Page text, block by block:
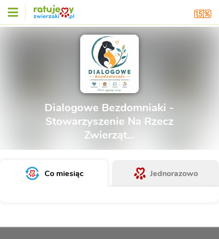
Dialogowe Bezdomniaki -
Stowarzyszenie Na Rzecz
Zwierząt...
Co miesiąc Jednorazowo